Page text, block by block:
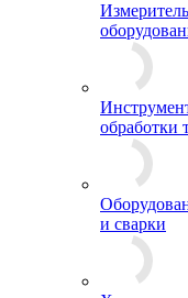
обработки
и сварки